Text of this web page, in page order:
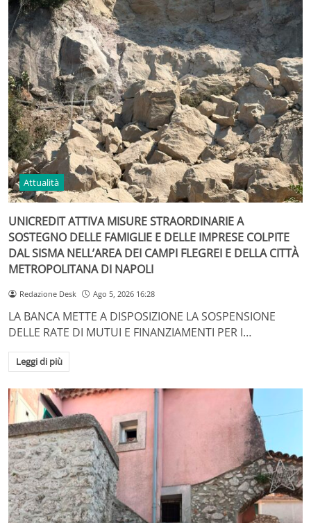
Attualità
UNICREDIT ATTIVA MISURE STRAORDINARIE A
SOSTEGNO DELLE FAMIGLIE E DELLE IMPRESE COLPITE
DAL SISMA NELL’AREA DEI CAMPI FLEGREI E DELLA CITTÀ
METROPOLITANA DI NAPOLI
Redazione Desk Ago 5, 2026 16:28
LA BANCA METTE A DISPOSIZIONE LA SOSPENSIONE
DELLE RATE DI MUTUI E FINANZIAMENTI PER I…
Leggi di più